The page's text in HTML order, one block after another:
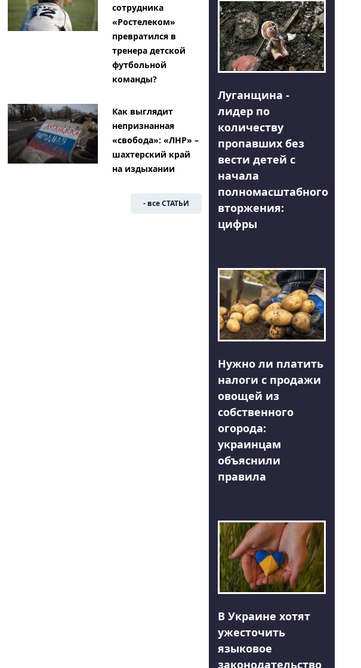
сотрудника
«Ростелеком»
превратился в
тренера детской
футбольной
команды?
Как выглядит
непризнанная
«свобода»: «ЛНР» –
шахтерский край
на издыхании
- все СТАТЬИ
Луганщина -
лидер по
количеству
пропавших без
вести детей с
начала
полномасштабного
вторжения:
цифры
Нужно ли платить
налоги с продажи
овощей из
собственного
огорода:
украинцам
объяснили
правила
В Украине хотят
ужесточить
языковое
законодательство